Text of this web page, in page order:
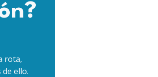
rota,
ello.